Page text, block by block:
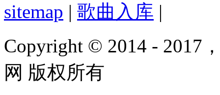
sitemap | 歌曲入库 |
Copyright © 2014 - 2017
网 版权所有